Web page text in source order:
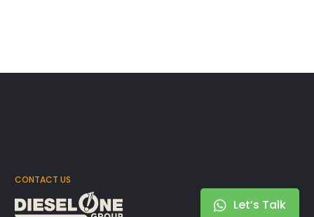
CONTACT US
Let’s Talk